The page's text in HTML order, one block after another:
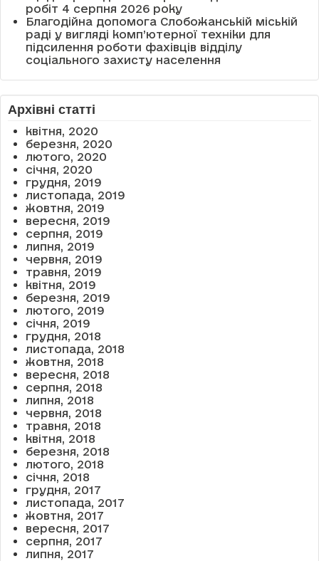
робіт 4 серпня 2026 року
Благодійна допомога Слобожанській міській
раді у вигляді комп’ютерної техніки для
підсилення роботи фахівців відділу
соціального захисту населення
Архівні статті
квітня, 2020
березня, 2020
лютого, 2020
січня, 2020
грудня, 2019
листопада, 2019
жовтня, 2019
вересня, 2019
серпня, 2019
липня, 2019
червня, 2019
травня, 2019
квітня, 2019
березня, 2019
лютого, 2019
січня, 2019
грудня, 2018
листопада, 2018
жовтня, 2018
вересня, 2018
серпня, 2018
липня, 2018
червня, 2018
травня, 2018
квітня, 2018
березня, 2018
лютого, 2018
січня, 2018
грудня, 2017
листопада, 2017
жовтня, 2017
вересня, 2017
серпня, 2017
липня, 2017